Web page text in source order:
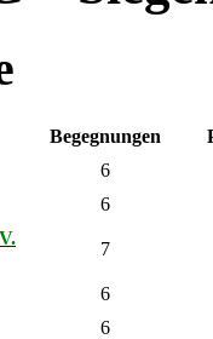
Begegnungen
6
6
7
6
6